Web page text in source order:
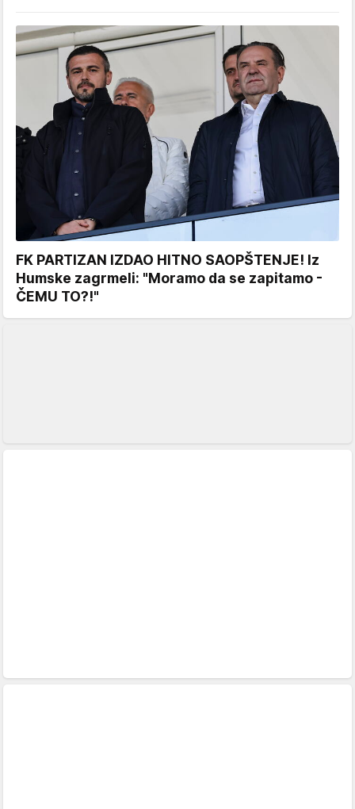
FK PARTIZAN IZDAO HITNO SAOPŠTENJE! Iz
Humske zagrmeli: "Moramo da se zapitamo -
ČEMU TO?!"